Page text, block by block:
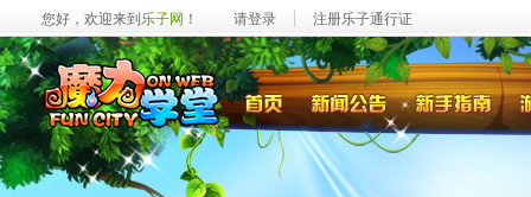
您好，欢迎来到 乐子网 ！ 请登录 注册乐子通行证